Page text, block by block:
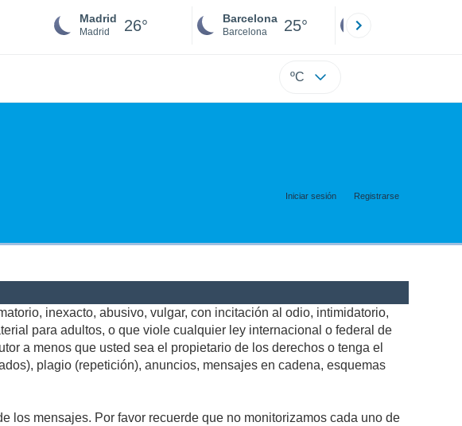
Madrid
Madrid 26° Barcelona
Barcelona 25°
ºC
Iniciar sesión Registrarse
inexacto, abusivo, vulgar, con incitación al odio, intimidatorio,
para adultos, o que viole cualquier ley internacional o federal de
a menos que usted sea el propietario de los derechos o tenga el
plagio (repetición), anuncios, mensajes en cadena, esquemas
los mensajes. Por favor recuerde que no monitorizamos cada uno de